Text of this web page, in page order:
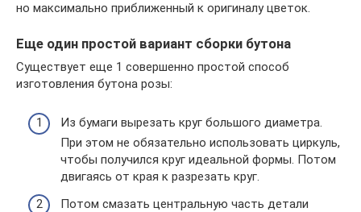
но максимально приближенный к оригиналу цветок.
Еще один простой вариант сборки бутона
Существует еще 1 совершенно простой способ
изготовления бутона розы:
Из бумаги вырезать круг большого диаметра.
При этом не обязательно использовать циркуль,
чтобы получился круг идеальной формы. Потом
двигаясь от края к разрезать круг.
Потом смазать центральную часть детали